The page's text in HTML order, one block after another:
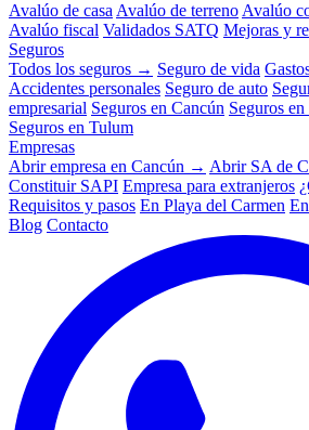
Avalúo de casa Avalúo de terreno Avalúo
Avalúo fiscal Validados SATQ Mejoras y
Seguros
Todos los seguros → Seguro de vida
Accidentes personales Seguro de auto
empresarial Seguros en Cancún Seguros
Seguros en Tulum
Empresas
Abrir empresa en Cancún → Abrir SA de
Constituir SAPI Empresa para extranjeros
Requisitos y pasos En Playa del Carmen
Blog Contacto